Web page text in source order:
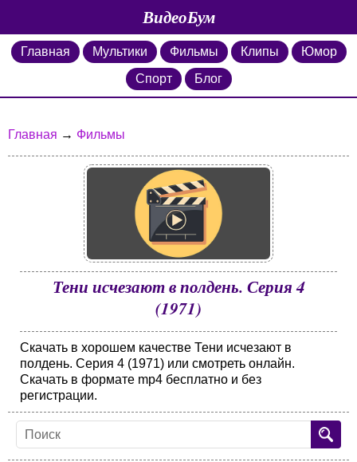
ВидеоБум
Главная Мультики Фильмы Клипы
Юмор
Спорт
Блог
Главная → Фильмы
Тени исчезают в полдень. Серия 4
(1971)
Скачать в хорошем качестве Тени исчезают в
полдень. Серия 4 (1971) или смотреть онлайн.
Скачать в формате mp4 бесплатно и без
регистрации.